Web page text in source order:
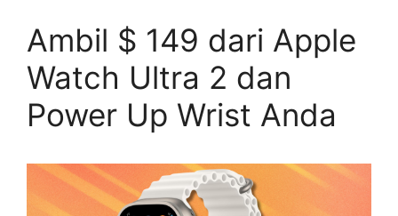
Ambil $ 149 dari Apple
Watch Ultra 2 dan
Power Up Wrist Anda